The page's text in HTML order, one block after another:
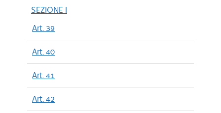
SEZIONE I
Art. 39
Art. 40
Art. 41
Art. 42